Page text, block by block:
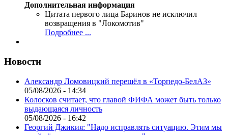
Дополнительная информация
Цитата первого лица Баринов не исключил
возвращения в "Локомотив"
Подробнее ...
Новости
Александр Ломовицкий перешёл в «Торпедо-БелАЗ»
05/08/2026 - 14:34
Колосков считает, что главой ФИФА может быть только
выдающаяся личность
05/08/2026 - 16:42
Георгий Джикия: "Надо исправлять ситуацию. Этим мы